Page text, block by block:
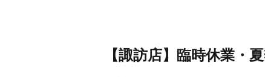
【諏訪店】臨時休業・